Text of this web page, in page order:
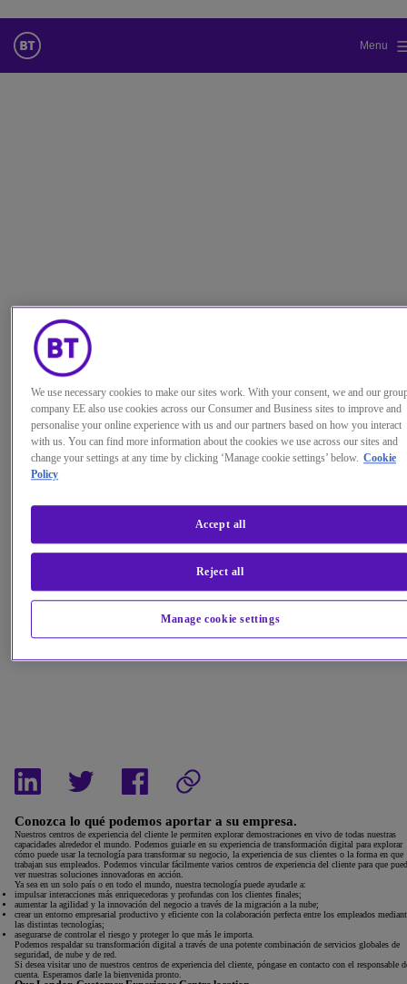
Menu
Conozca lo qué podemos aportar a su empresa.
Nuestros centros de experiencia del cliente le permiten explorar demostraciones en vivo de todas nuestras
capacidades alrededor el mundo. Podemos guiarle en su experiencia de transformación digital para explorar
cómo puede usar la tecnología para transformar su negocio, la experiencia de sus clientes o la forma en que
trabajan sus empleados. Podemos vincular fácilmente varios centros de experiencia del cliente para que
ver nuestras soluciones innovadoras en acción.
Ya sea en un solo país o en todo el mundo, nuestra tecnología puede ayudarle a:
impulsar interacciones más enriquecedoras y profundas con los clientes finales;
aumentar la agilidad y la innovación del negocio a través de la migración a la nube;
crear un entorno empresarial productivo y eficiente con la colaboración perfecta entre los empleados
las distintas tecnologías;
asegurarse de controlar el riesgo y proteger lo que más le importa.
Podemos respaldar su transformación digital a través de una potente combinación de servicios globales de
seguridad, de nube y de red.
Si desea visitar uno de nuestros centros de experiencia del cliente, póngase en contacto con el responsable
cuenta. Esperamos darle la bienvenida pronto.
We use necessary cookies to make our sites work. With your consent, we and our
company EE also use cookies across our Consumer and Business sites to improve and
personalise your online experience with us and our partners based on how you interact
with us. You can find more information about the cookies we use across our sites and
change your settings at any time by clicking ‘Manage cookie settings’ below. Cookie
Policy
Manage cookie settings
Reject all
Accept all